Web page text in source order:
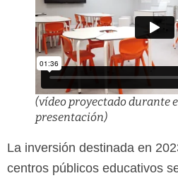
(vídeo proyectado durante
presentación)
La inversión destinada en
centros públicos educativos